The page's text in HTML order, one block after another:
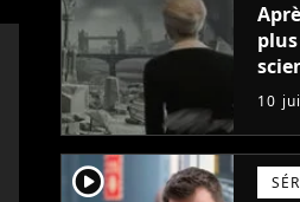
qui
10
player2